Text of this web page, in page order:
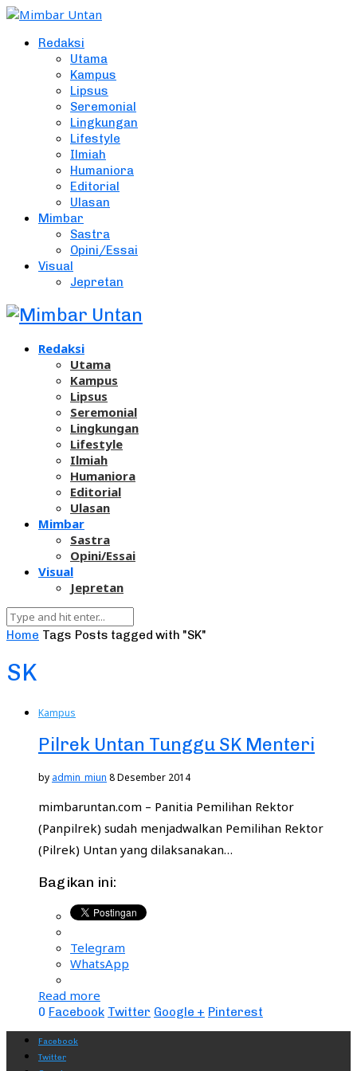
Redaksi
Utama
Kampus
Lipsus
Seremonial
Lingkungan
Lifestyle
Ilmiah
Humaniora
Editorial
Ulasan
Mimbar
Sastra
Opini/Essai
Visual
Jepretan
Redaksi
Utama
Kampus
Lipsus
Seremonial
Lingkungan
Lifestyle
Ilmiah
Humaniora
Editorial
Ulasan
Mimbar
Sastra
Opini/Essai
Visual
Jepretan
Home Tags Posts tagged with "SK"
SK
Kampus
Pilrek Untan Tunggu SK Menteri
by admin_miun 8 Desember 2014
mimbaruntan.com – Panitia Pemilihan Rektor
(Panpilrek) sudah menjadwalkan Pemilihan Rektor
(Pilrek) Untan yang dilaksanakan…
Bagikan ini:
Telegram
WhatsApp
Read more
0 Facebook Twitter Google + Pinterest
Facebook
Twitter